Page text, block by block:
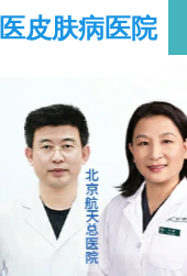
皮肤病医院